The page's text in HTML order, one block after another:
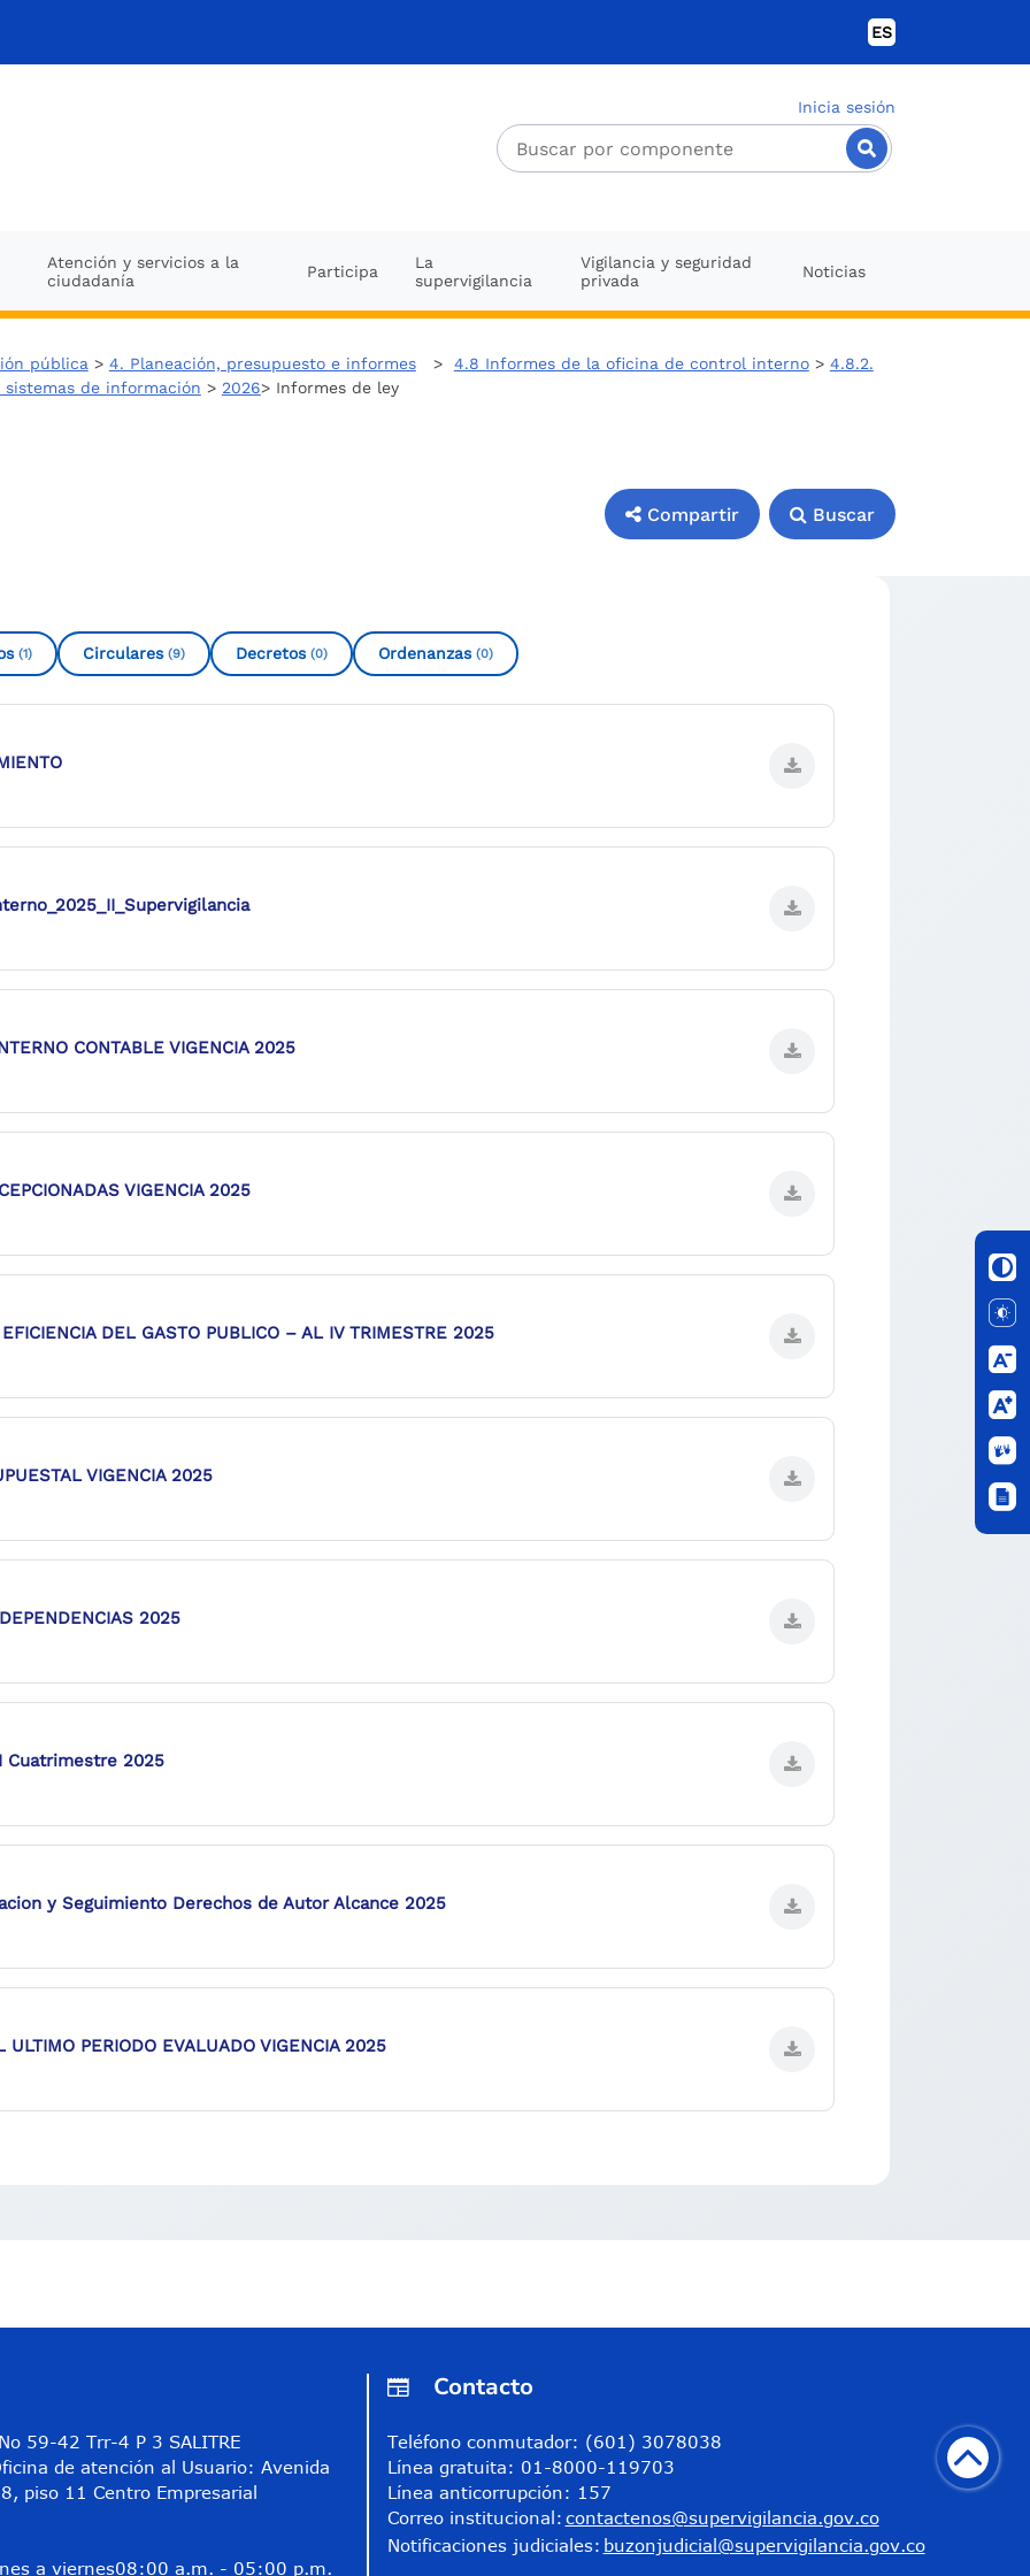
ES
Inicia sesión
Atención y servicios a la
ciudadanía
Participa
La
supervigilancia
Vigilancia y seguridad
privada
Noticias
pública > 4. Planeación, presupuesto e informes> 4.8 Informes de la oficina de control interno> 4.8.2.
de información > 2026> Informes de ley
Compartir Buscar
(1) Circulares (9) Decretos (0) Ordenanzas (0)
CONTABLE VIGENCIA 2025
VIGENCIA 2025
DEL GASTO PUBLICO – AL IV TRIMESTRE 2025
VIGENCIA 2025
2025
Cuatrimestre 2025
y Seguimiento Derechos de Autor Alcance 2025
PERIODO EVALUADO VIGENCIA 2025
59-42 Trr-4 P 3 SALITRE
de atención al Usuario: Avenida
piso 11 Centro Empresarial
a viernes08:00 a.m. - 05:00 p.m.
Contacto
Teléfono conmutador: (601) 3078038
Línea gratuita: 01-8000-119703
Línea anticorrupción: 157
Correo institucional: contactenos@supervigilancia.gov.co
Notificaciones judiciales: buzonjudicial@supervigilancia.gov.co